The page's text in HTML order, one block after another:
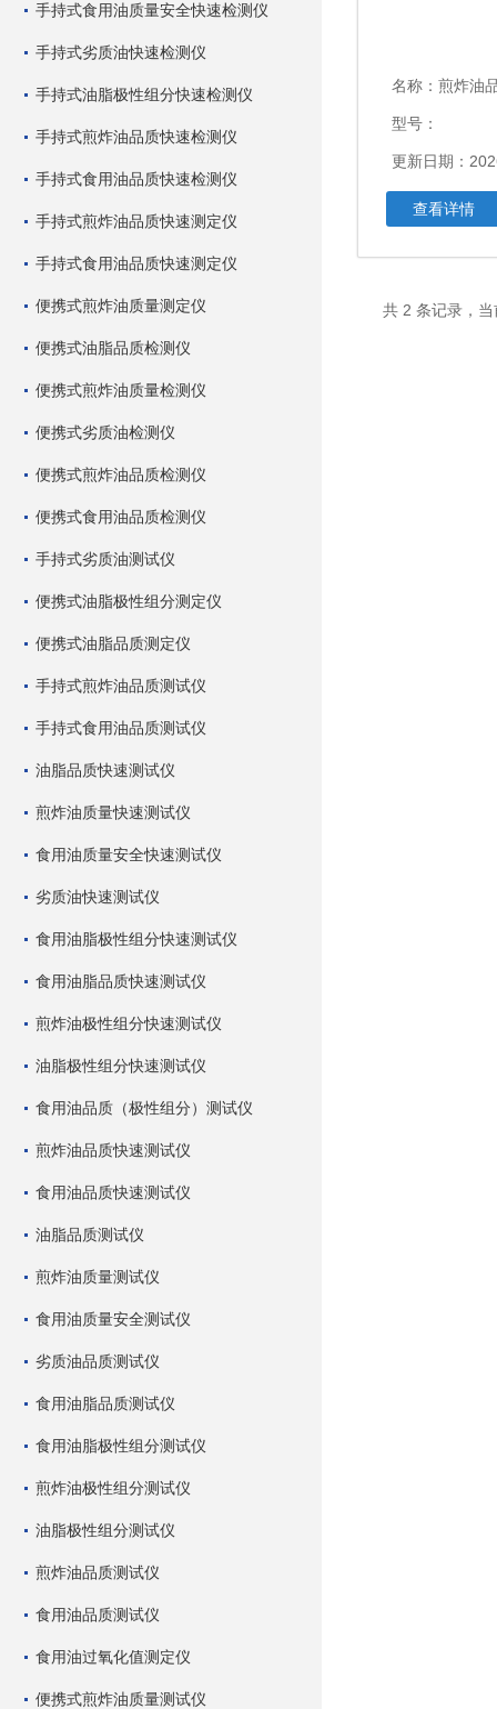
手持式食用油质量安全快速检测仪
手持式劣质油快速检测仪
手持式油脂极性组分快速检测仪
手持式煎炸油品质快速检测仪
手持式食用油品质快速检测仪
手持式煎炸油品质快速测定仪
手持式食用油品质快速测定仪
便携式煎炸油质量测定仪
便携式油脂品质检测仪
便携式煎炸油质量检测仪
便携式劣质油检测仪
便携式煎炸油品质检测仪
便携式食用油品质检测仪
手持式劣质油测试仪
便携式油脂极性组分测定仪
便携式油脂品质测定仪
手持式煎炸油品质测试仪
手持式食用油品质测试仪
油脂品质快速测试仪
煎炸油质量快速测试仪
食用油质量安全快速测试仪
劣质油快速测试仪
食用油脂极性组分快速测试仪
食用油脂品质快速测试仪
煎炸油极性组分快速测试仪
油脂极性组分快速测试仪
食用油品质（极性组分）测试仪
煎炸油品质快速测试仪
食用油品质快速测试仪
油脂品质测试仪
煎炸油质量测试仪
食用油质量安全测试仪
劣质油品质测试仪
食用油脂品质测试仪
食用油脂极性组分测试仪
煎炸油极性组分测试仪
油脂极性组分测试仪
煎炸油品质测试仪
食用油品质测试仪
食用油过氧化值测定仪
便携式煎炸油质量测试仪
名称： 煎炸油品
型号：
更新日期：
查看详情
共 2 条记录，